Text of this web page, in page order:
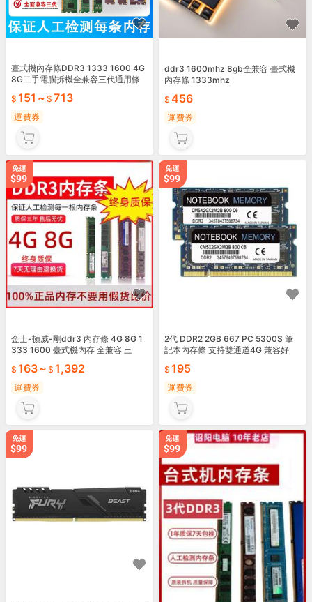
臺式機內存條DDR3 1333 1600 4G
8G二手電腦拆機全兼容三代通用條
151 ~ 713
運費券
ddr3 1600mhz 8gb全兼容 臺式機
內存條 1333mhz
456
運費券
金士-頓威-剛ddr3 內存條 4G 8G 1
333 1600 臺式機內存 全兼容 三
163~ 1,392
運費券
2代 DDR2 2GB 667 PC 5300S 筆
記本內存條 支持雙通道4G 兼容好
195
運費券